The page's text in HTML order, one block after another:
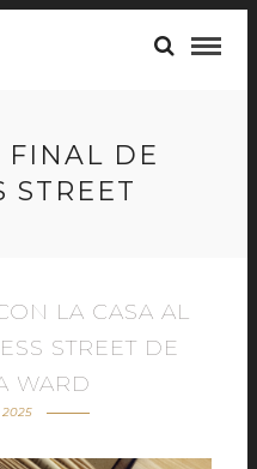
FINAL DE
STREET
LA CASA AL
STREET DE
WARD
2025